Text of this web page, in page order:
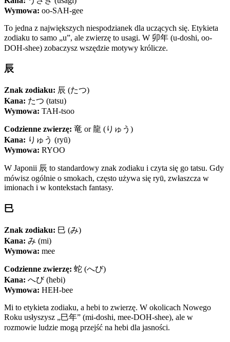
Wymowa: oo-SAH-gee
To jedna z największych niespodzianek dla uczących się. Etykieta
zodiaku to samo „u”, ale zwierzę to usagi. W 卯年 (u-doshi, oo-
DOH-shee) zobaczysz wszędzie motywy królicze.
辰
Znak zodiaku: 辰 (たつ)
Kana: たつ (tatsu)
Wymowa: TAH-tsoo
Codzienne zwierzę: 竜 or 龍 (りゅう)
Kana: りゅう (ryū)
Wymowa: RYOO
W Japonii 辰 to standardowy znak zodiaku i czyta się go tatsu. Gdy
mówisz ogólnie o smokach, często używa się ryū, zwłaszcza w
imionach i w kontekstach fantasy.
巳
Znak zodiaku: 巳 (み)
Kana: み (mi)
Wymowa: mee
Codzienne zwierzę: 蛇 (へび)
Kana: へび (hebi)
Wymowa: HEH-bee
Mi to etykieta zodiaku, a hebi to zwierzę. W okolicach Nowego
Roku usłyszysz „巳年” (mi-doshi, mee-DOH-shee), ale w
rozmowie ludzie mogą przejść na hebi dla jasności.